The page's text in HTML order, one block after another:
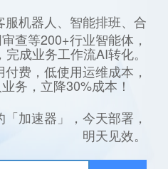
机器人、智能排班、合
查等200+行业智能体，
成业务工作流AI转化。
付费，低使用运维成本，
务，立降30%成本！
加速器」，今天部署，
明天见效。